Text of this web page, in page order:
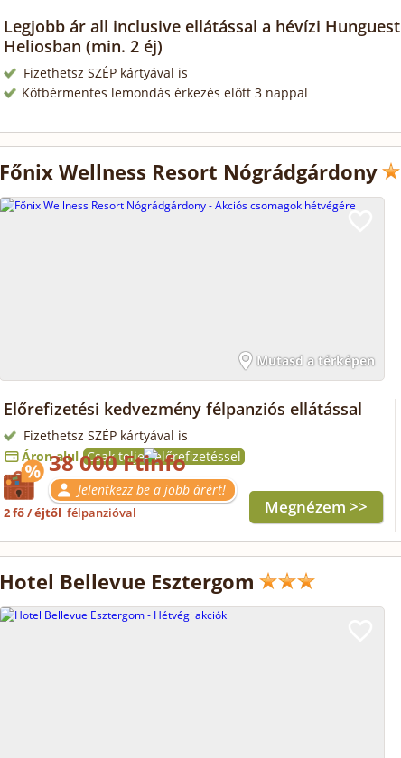
Legjobb ár all inclusive ellátással a hévízi Hunguest
Heliosban (min. 2 éj)
Fizethetsz SZÉP kártyával is
Kötbérmentes lemondás érkezés előtt 3 nappal
Főnix Wellness Resort Nógrádgárdony
Mutasd a térképen
Előrefizetési kedvezmény félpanziós ellátással
Fizethetsz SZÉP kártyával is
Áron alul Csak teljes előrefizetéssel
38 000 Ft
Jelentkezz be a jobb árért!
2 fő / éjtől félpanzióval Megnézem >>
Hotel Bellevue Esztergom